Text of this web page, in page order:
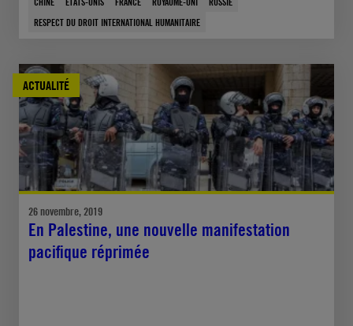
RESPECT DU DROIT INTERNATIONAL HUMANITAIRE
ACTUALITÉ
26 novembre, 2019
En Palestine, une nouvelle manifestation
pacifique réprimée